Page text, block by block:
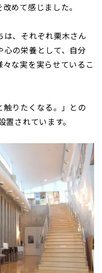
めて感じました。
、それぞれ栗木さん
心の栄養として、自分
な実を実らせているこ
りたくなる。」との
されています。